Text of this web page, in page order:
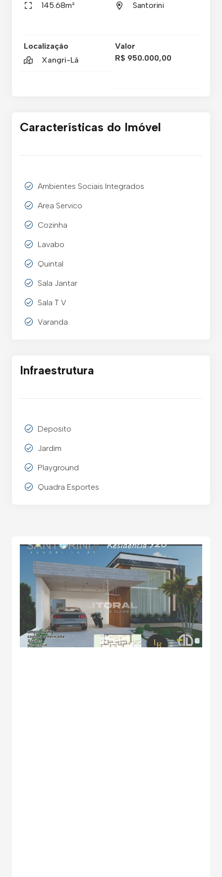
145.68m²
Santorini
Localização
Xangri-Lá
Valor
R$ 950.000,00
Características do Imóvel
Ambientes Sociais Integrados
Area Servico
Cozinha
Lavabo
Quintal
Sala Jantar
Sala T V
Varanda
Infraestrutura
Deposito
Jardim
Playground
Quadra Esportes